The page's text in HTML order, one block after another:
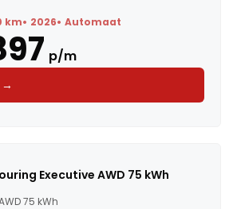
km 2026 Automaat
p/m
→
Executive AWD 75 kWh
75 kWh